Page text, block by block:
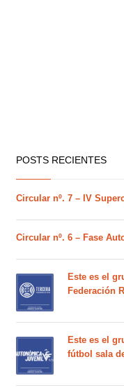
POSTS RECIENTES
Circular nº. 7 – IV
Circular nº. 6 – Fase
Este es el
Federación
Este es el
fútbol sala